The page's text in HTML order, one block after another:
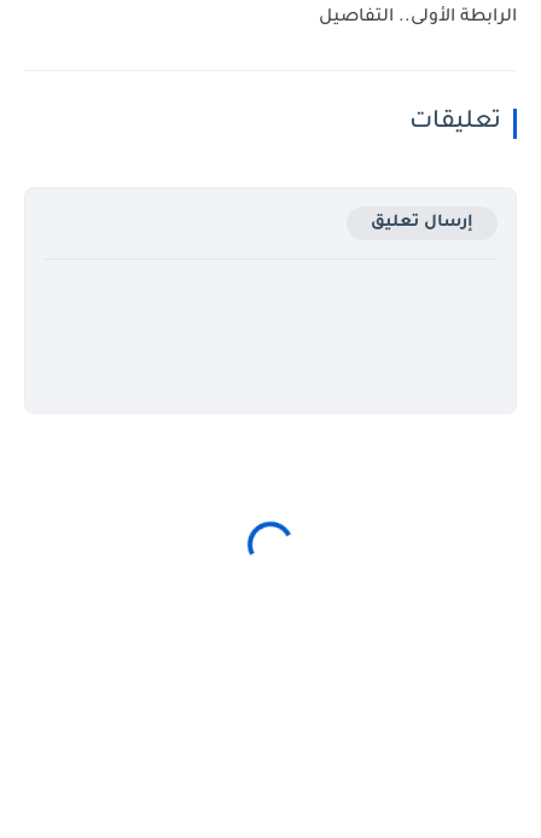
الرابطة الأولى.. التفاصيل
تعليقات
إرسال تعليق